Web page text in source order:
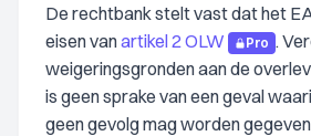
De rechtbank stelt vast dat het
eisen vanartikel 2 OLW Pro .
weigeringsgronden aan de
is geen sprake van een geval
geen gevolg mag worden